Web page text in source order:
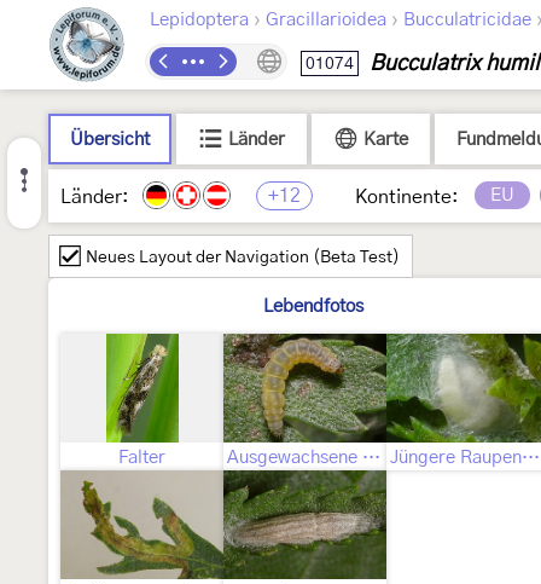
Lepidoptera › Gracillarioidea › Bucculatricidae
01074 Bucculatrix
Übersicht Länder Karte
Länder: +12 Kontinente: EU
Neues Layout der Navigation (Beta Test)
Lebendfotos
Falter Ausgewachsene Raupe Jüngere Raupenstadien